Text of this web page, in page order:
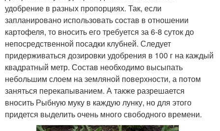
удобрение в разных пропорциях. Так, если
запланировано использовать состав в отношении
картофеля, то вносить его требуется за 6-8 суток до
непосредственной посадки клубней. Следует
придерживаться дозировки удобрения в 100 г на каждый
квадратный метр. Состав необходимо высыпать
небольшим слоем на земляной поверхности, а потом
заняться перекапыванием. А также разрешается
вносить Рыбную муку в каждую лунку, но для этого
придется выделить очень много свободного времени.